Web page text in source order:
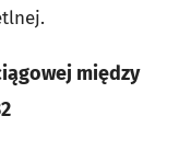
między